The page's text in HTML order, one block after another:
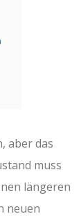
aber das
muss
längeren
neuen